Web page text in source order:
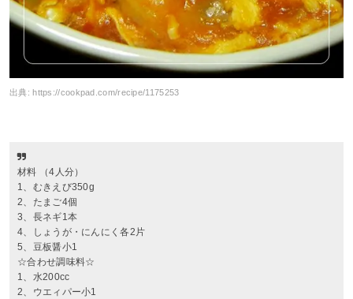
出典:https://cookpad.com/recipe/1175253
材料 （4人分）
1、むきえび350g
2、たまご4個
3、長ネギ1本
4、しょうが・にんにく各2片
5、豆板醤小1
☆合わせ調味料☆
1、水200cc
2、ウエィパー小1